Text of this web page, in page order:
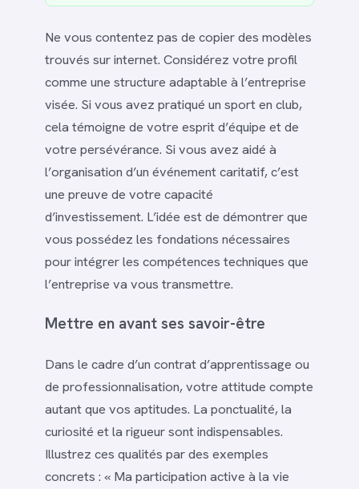
Ne vous contentez pas de copier des modèles
trouvés sur internet. Considérez votre profil
comme une structure adaptable à l’entreprise
visée. Si vous avez pratiqué un sport en club,
cela témoigne de votre esprit d’équipe et de
votre persévérance. Si vous avez aidé à
l’organisation d’un événement caritatif, c’est
une preuve de votre capacité
d’investissement. L’idée est de démontrer que
vous possédez les fondations nécessaires
pour intégrer les compétences techniques que
l’entreprise va vous transmettre.
Mettre en avant ses savoir-être
Dans le cadre d’un contrat d’apprentissage ou
de professionnalisation, votre attitude compte
autant que vos aptitudes. La ponctualité, la
curiosité et la rigueur sont indispensables.
Illustrez ces qualités par des exemples
concrets : « Ma participation active à la vie